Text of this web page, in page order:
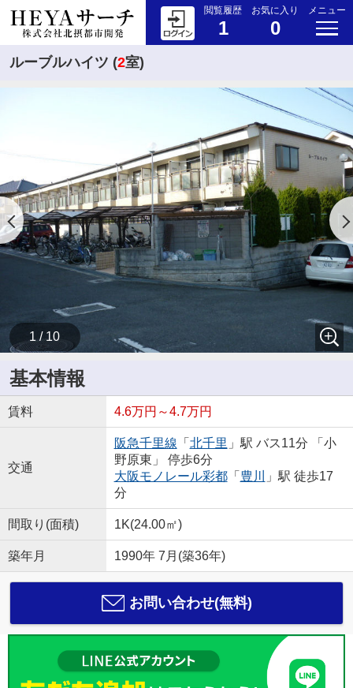
閲覧履歴
1
お気に入り
0
メニュー
ルーブルハイツ (2室)
1 / 10
基本情報
賃料 4.6万円～4.7万円
交通
阪急千里線 「 北千里 」駅 バス11分 「小
野原東」 停歩6分
大阪モノレール彩都「 豊川
」駅 徒歩17
分
間取り(面積) 1K(24.00㎡)
築年月 1990年 7月(築36年)
お問い合わせ(無料)